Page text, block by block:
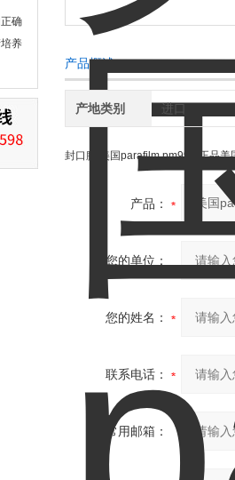
确
养
产品概述：
产地类别 进口
封口膜 美国parafilm pm996 正品美
产品：
您的单位：
您的姓名：
联系电话：
常用邮箱：